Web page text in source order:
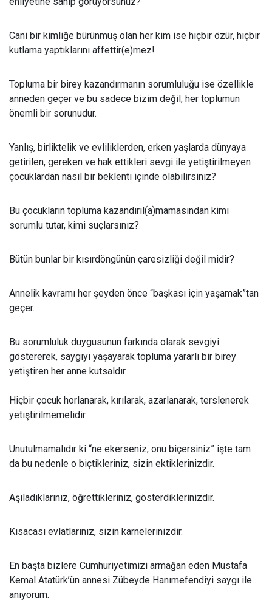
Cani bir kimliğe bürünmüş olan her kim ise hiçbir özür, hiçbir
kutlama yaptıklarını affettir(e)mez!
Topluma bir birey kazandırmanın sorumluluğu ise özellikle
anneden geçer ve bu sadece bizim değil, her toplumun
önemli bir sorunudur.
Yanlış, birliktelik ve evliliklerden, erken yaşlarda dünyaya
getirilen, gereken ve hak ettikleri sevgi ile yetiştirilmeyen
çocuklardan nasıl bir beklenti içinde olabilirsiniz?
Bu çocukların topluma kazandırıl(a)mamasından kimi
sorumlu tutar, kimi suçlarsınız?
Bütün bunlar bir kısırdöngünün çaresizliği değil midir?
Annelik kavramı her şeyden önce “başkası için yaşamak”tan
geçer.
Bu sorumluluk duygusunun farkında olarak sevgiyi
göstererek, saygıyı yaşayarak topluma yararlı bir birey
yetiştiren her anne kutsaldır.
Hiçbir çocuk horlanarak, kırılarak, azarlanarak, terslenerek
yetiştirilmemelidir.
Unutulmamalıdır ki “ne ekerseniz, onu biçersiniz” işte tam
da bu nedenle o biçtikleriniz, sizin ektiklerinizdir.
Aşıladıklarınız, öğrettikleriniz, gösterdiklerinizdir.
Kısacası evlatlarınız, sizin karnelerinizdir.
En başta bizlere Cumhuriyetimizi armağan eden Mustafa
Kemal Atatürk’ün annesi Zübeyde Hanımefendiyi saygı ile
anıyorum.